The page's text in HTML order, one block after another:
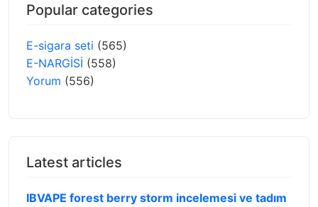
Popular categories
E-sigara seti (565)
E-NARGİSİ (558)
Yorum (556)
Latest articles
IBVAPE forest berry storm incelemesi ve tadım